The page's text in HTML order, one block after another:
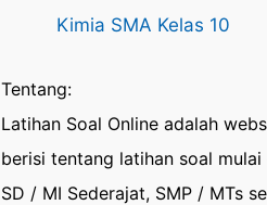
Kimia SMA Kelas 10
Tentang:
Latihan Soal Online adalah
berisi tentang latihan soal mulai
SD / MI Sederajat, SMP / MTs